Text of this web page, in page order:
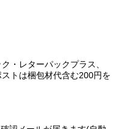
・レターパックプラス、
トは梱包材代含む200円を